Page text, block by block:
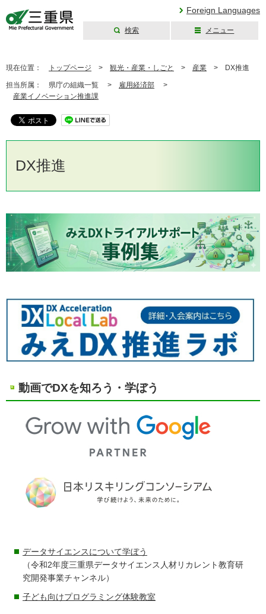
Foreign Languages
検索 メニュー
現在位置： トップページ > 観光・産業・しごと > 産業 > DX推進
担当所属： 県庁の組織一覧 > 雇用経済部 >
産業イノベーション推進課
DX推進
動画でDXを知ろう・学ぼう
データサイエンスについて学ぼう
（令和2年度三重県データサイエンス人材リカレント教育研
究開発事業チャンネル）
子ども向けプログラミング体験教室